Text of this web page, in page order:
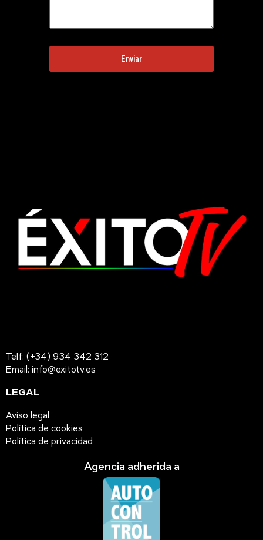
Telf: (+34) 934 342 312
Email: info@exitotv.es
LEGAL
Aviso legal
Política de cookies
Política de privacidad
Agencia adherida a